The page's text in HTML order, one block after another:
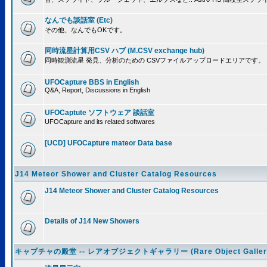
なんでも談話室 (Etc)
その他、なんでもOKです。
同時流星計算用CSV ハブ (M.CSV exchange hub)
同時観測流星 発見、分析のための CSVファイルアップロードエリアです。
UFOCapture BBS in English
Q&A, Report, Discussions in English
UFOCaptute ソフトウェア 談話室
UFOCapture and its related softwares
[UCD] UFOCapture mateor Data base
J14 Meteor Shower and Cluster Catalog Resources
J14 Meteor Shower and Cluster Catalog Resources
Details of J14 New Showers
キャプチャの殿堂 -- レアオブジェクトギャラリー (Rare Object